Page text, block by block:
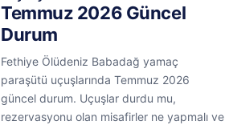
Temmuz 2026 Güncel
Durum
Fethiye Ölüdeniz Babadağ yamaç
paraşütü uçuşlarında Temmuz 2026
güncel durum. Uçuşlar durdu mu,
rezervasyonu olan misafirler ne yapmalı ve